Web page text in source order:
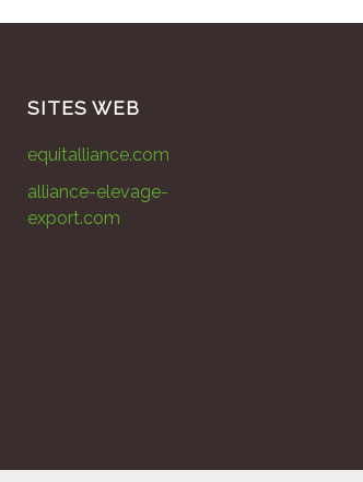
SITES WEB
equitalliance.com
alliance-elevage-
export.com